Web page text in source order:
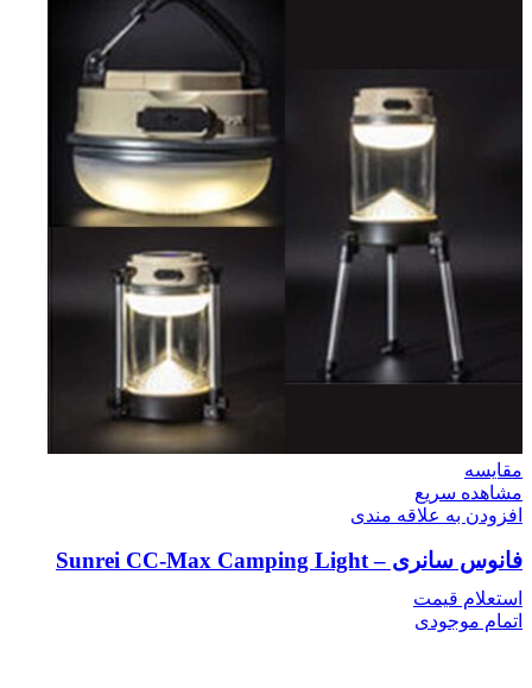
مقایسه
مشاهده سریع
افزودن به علاقه مندی
فانوس سانری – Sunrei CC-Max Camping Light
استعلام قیمت
اتمام موجودی